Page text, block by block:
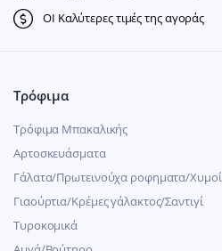
ΟΙ Καλύτερες τιμές της αγοράς
Τρόφιμα
Τρόφιμα Μπακαλικής
Αρτοσκευάσματα
Γάλατα/Πρωτεινούχα ροφηματα/Χυμοί
Γιαούρτια/Κρέμες γάλακτος/Σαντιγί
Τυροκομικά